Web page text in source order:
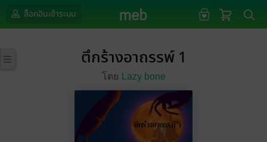
ล็อกอินเข้าระบบ
ตึกร้างอาถรรพ์ 1
โดย Lazy bone